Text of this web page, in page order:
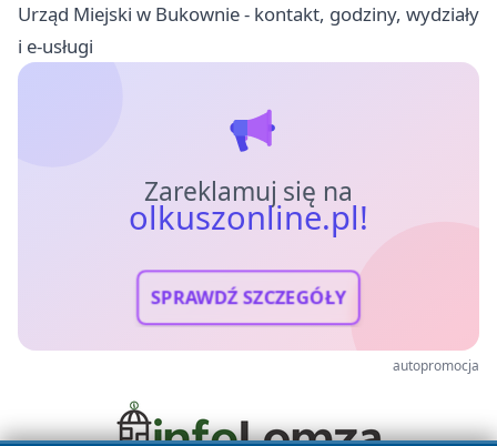
Urząd Miejski w Bukownie - kontakt, godziny, wydziały
i e-usługi
Zareklamuj się na
olkuszonline.pl!
SPRAWDŹ SZCZEGÓŁY
autopromocja